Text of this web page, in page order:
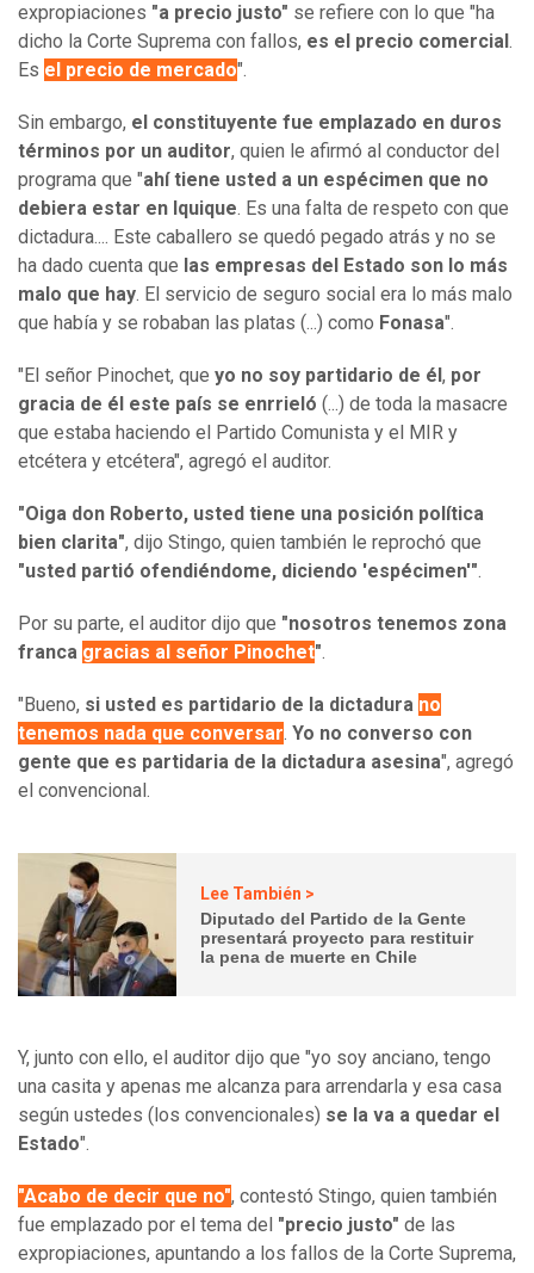
expropiaciones "a precio justo" se refiere con lo que "ha
dicho la Corte Suprema con fallos, es el precio comercial .
Es el precio de mercado".
Sin embargo, el constituyente fue emplazado en duros
términos por un auditor, quien le afirmó al conductor del
programa que "ahí tiene usted a un espécimen que no
debiera estar en Iquique. Es una falta de respeto con que
dictadura.... Este caballero se quedó pegado atrás y no se
ha dado cuenta que las empresas del Estado son lo más
malo que hay. El servicio de seguro social era lo más malo
que había y se robaban las platas (...) como Fonasa".
"El señor Pinochet, que yo no soy partidario de él , por
gracia de él este país se enrrieló (...) de toda la masacre
que estaba haciendo el Partido Comunista y el MIR y
etcétera y etcétera", agregó el auditor.
"Oiga don Roberto, usted tiene una posición política
bien clarita", dijo Stingo, quien también le reprochó que
"usted partió ofendiéndome, diciendo 'espécimen'".
Por su parte, el auditor dijo que "nosotros tenemos zona
franca gracias al señor Pinochet".
"Bueno, si usted es partidario de la dictadura no
tenemos nada que conversar. Yo no converso con
gente que es partidaria de la dictadura asesina", agregó
el convencional.
Lee También >
Diputado del Partido de la Gente
presentará proyecto para restituir
la pena de muerte en Chile
Y, junto con ello, el auditor dijo que "yo soy anciano, tengo
una casita y apenas me alcanza para arrendarla y esa casa
según ustedes (los convencionales) se la va a quedar el
Estado".
"Acabo de decir que no", contestó Stingo, quien también
fue emplazado por el tema del "precio justo" de las
expropiaciones, apuntando a los fallos de la Corte Suprema,